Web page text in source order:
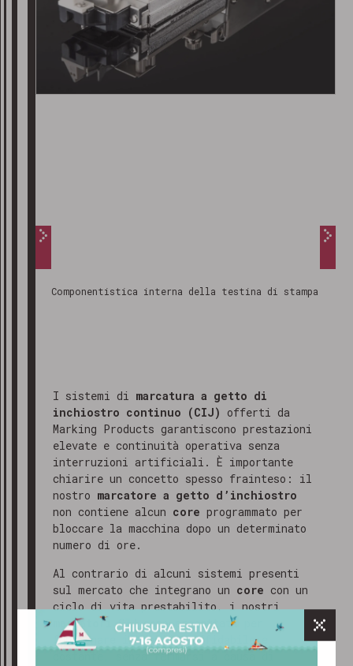
Componentistica interna della testina di stampa
I sistemi di marcatura a getto di
inchiostro continuo (CIJ) offerti da
Marking Products garantiscono prestazioni
elevate e continuità operativa senza
interruzioni artificiali. È importante
chiarire un concetto spesso frainteso: il
nostro marcatore a getto d’inchiostro
non contiene alcun core programmato per
bloccare la macchina dopo un determinato
numero di ore.
Al contrario di alcuni sistemi presenti
sul mercato che integrano un core con un
ciclo di vita prestabilito, i nostri
marcatori CIJ sono progettati per
funzionare in maniera affidabile e
costante, senza fermarsi a causa di
GRAZIE PER AVERCI CONTATTATO
Gentile cliente,
abbiamo ricevuto il tuo messaggio e
il nostro team ti risponderà al più
presto, solitamente entro 24-48 ore